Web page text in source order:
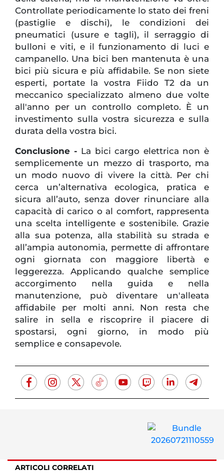
Controllate periodicamente lo stato dei freni
(pastiglie e dischi), le condizioni dei
pneumatici (usure e tagli), il serraggio di
bulloni e viti, e il funzionamento di luci e
campanello. Una bici ben mantenuta è una
bici più sicura e più affidabile. Se non siete
esperti, portate la vostra Fiido T2 da un
meccanico specializzato almeno due volte
all'anno per un controllo completo. È un
investimento sulla vostra sicurezza e sulla
durata della vostra bici.
Conclusione - La bici cargo elettrica non è
semplicemente un mezzo di trasporto, ma
un modo nuovo di vivere la città. Per chi
cerca un’alternativa ecologica, pratica e
sicura all’auto, senza dover rinunciare alla
capacità di carico o al comfort, rappresenta
una scelta intelligente e sostenibile. Grazie
alla sua potenza, alla stabilità su strada e
all’ampia autonomia, permette di affrontare
ogni giornata con maggiore libertà e
leggerezza. Applicando qualche semplice
accorgimento nella guida e nella
manutenzione, può diventare un'alleata
affidabile per molti anni. Non resta che
salire in sella e riscoprire il piacere di
spostarsi, ogni giorno, in modo più
semplice e consapevole.
ARTICOLI CORRELATI